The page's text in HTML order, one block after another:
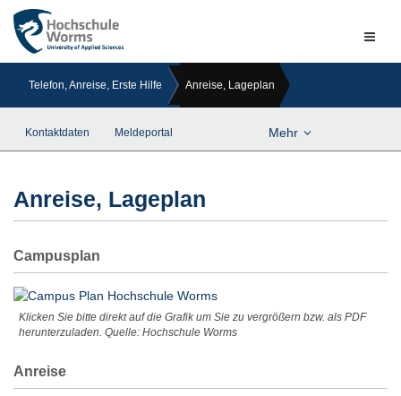
Telefon, Anreise, Erste Hilfe Anreise, Lageplan
Kontaktdaten Meldeportal Mehr
Anreise, Lageplan
Campusplan
Klicken Sie bitte direkt auf die Grafik um Sie zu vergrößern bzw. als PDF
herunterzuladen. Quelle: Hochschule Worms
Anreise